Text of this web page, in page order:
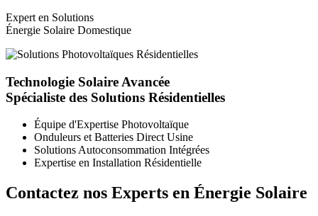
Expert en Solutions
Énergie Solaire Domestique
Technologie Solaire Avancée
Spécialiste des Solutions Résidentielles
Équipe d'Expertise Photovoltaïque
Onduleurs et Batteries Direct Usine
Solutions Autoconsommation Intégrées
Expertise en Installation Résidentielle
Contactez nos Experts en Énergie Solaire